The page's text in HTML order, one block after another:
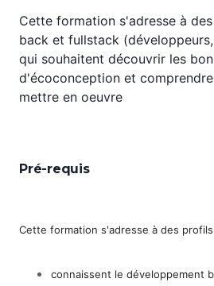
Cette formation s'adresse à
back et fullstack
qui souhaitent découvrir les
d'écoconception et
mettre en oeuvre
Pré-requis
Cette formation s'adresse à des
connaissent le développement